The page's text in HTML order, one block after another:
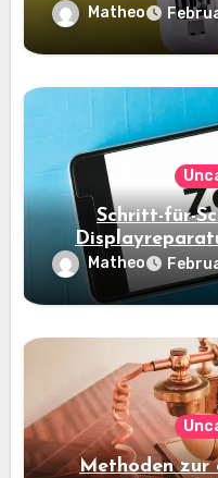
Matheo
Schritt-für-
Matheo
Methoden zur